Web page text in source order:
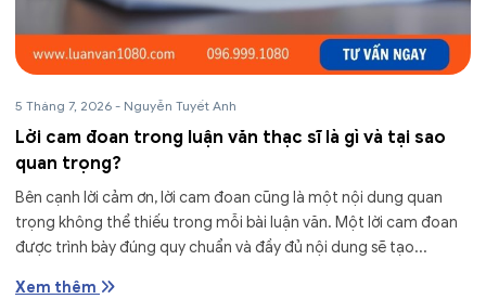
5 Tháng 7, 2026 - Nguyễn Tuyết Anh
Lời cam đoan trong luận văn thạc sĩ là gì và tại sao
quan trọng?
Bên cạnh lời cảm ơn, lời cam đoan cũng là một nội dung quan
trọng không thể thiếu trong mỗi bài luận văn. Một lời cam đoan
được trình bày đúng quy chuẩn và đầy đủ nội dung sẽ tạo...
Xem thêm